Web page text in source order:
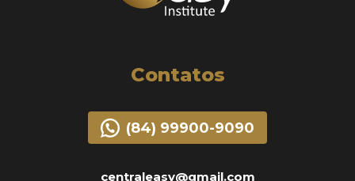
Contatos
(84) 99900-9090
centraleasy@gmail.com